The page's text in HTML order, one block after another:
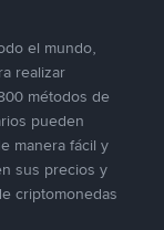
el mundo,
realizar
métodos de
pueden
manera fácil y
sus precios y
criptomonedas